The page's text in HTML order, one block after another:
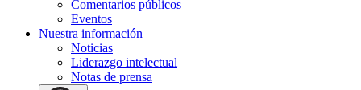
Comentarios públicos
Eventos
Nuestra información
Noticias
Liderazgo intelectual
Notas de prensa